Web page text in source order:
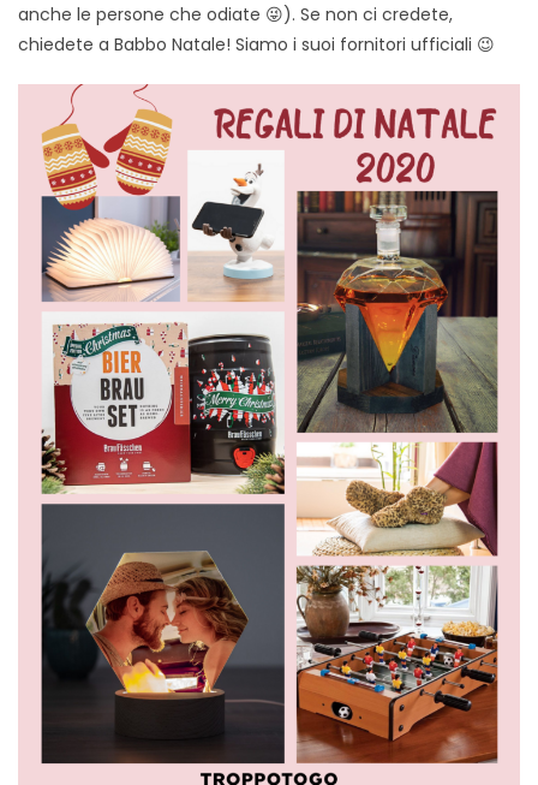
anche le persone che odiate 😜). Se non ci credete,
chiedete a Babbo Natale! Siamo i suoi fornitori ufficiali 😉